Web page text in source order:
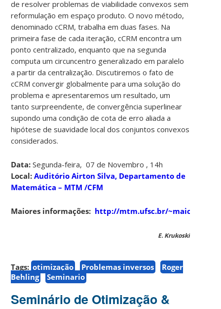
de resolver problemas de viabilidade convexos sem
reformulação em espaço produto. O novo método,
denominado cCRM, trabalha em duas fases. Na
primeira fase de cada iteração, cCRM encontra um
ponto centralizado, enquanto que na segunda
computa um circuncentro generalizado em paralelo
a partir da centralização. Discutiremos o fato de
cCRM convergir globalmente para uma solução do
problema e apresentaremos um resultado, um
tanto surpreendente, de convergência superlinear
supondo uma condição de cota de erro aliada a
hipótese de suavidade local dos conjuntos convexos
considerados.
Data: Segunda-feira, 07 de Novembro , 14h
Local:Auditório Airton Silva, Departamento de
Matemática – MTM /CFM
Maiores informações: http://mtm.ufsc.br/~maicon/
E. Krukoski
Tags: otimização Problemas inversos
Roger
Behling
Seminario
Seminário de Otimização &